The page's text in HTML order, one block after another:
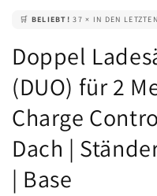
🛒 BELIEBT! 37 × IN DEN
Doppel
(DUO) für 2
Charge
Dach |
| Base